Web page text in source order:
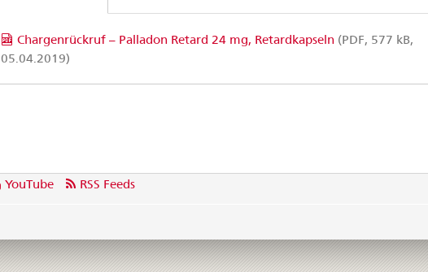
Chargenrückruf – Palladon Retard 24 mg, Retardkapseln (PDF, 577 kB,
05.04.2019)
YouTube RSS Feeds